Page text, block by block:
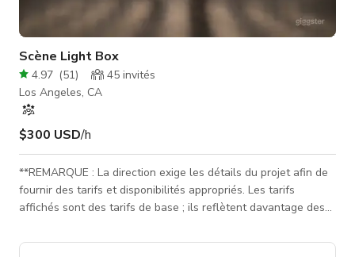
Scène Light Box
4.97 (51) 45 invités
Los Angeles, CA
$300 USD/h
**REMARQUE : La direction exige les détails du projet afin de
fournir des tarifs et disponibilités appropriés. Les tarifs
affichés sont des tarifs de base ; ils reflètent davantage des
grands événements. La direction devra examiner les détails